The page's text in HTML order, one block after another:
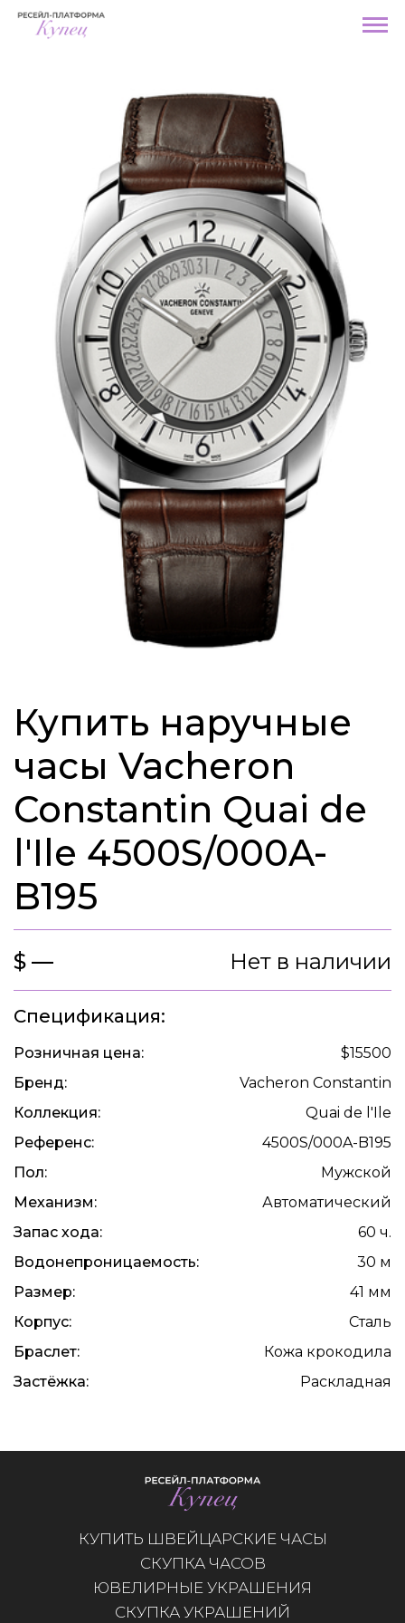
Купить наручные
часы Vacheron
Constantin Quai de
l'Ile 4500S/000A-
B195
$ — Нет в наличии
Спецификация:
Розничная цена:
$15500
Бренд:
Vacheron Constantin
Коллекция:
Quai de l'Ile
Референс:
4500S/000A-B195
Пол:
Мужской
Механизм:
Автоматический
Запас хода:
60 ч.
Водонепроницаемость:
30 м
Размер:
41 мм
Корпус:
Сталь
Браслет:
Кожа крокодила
Застёжка:
Раскладная
КУПИТЬ ШВЕЙЦАРСКИЕ ЧАСЫ
СКУПКА ЧАСОВ
ЮВЕЛИРНЫЕ УКРАШЕНИЯ
СКУПКА УКРАШЕНИЙ